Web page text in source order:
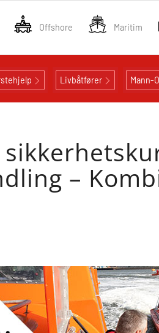
Offshore Maritim
Livbåtfører Mann-
–